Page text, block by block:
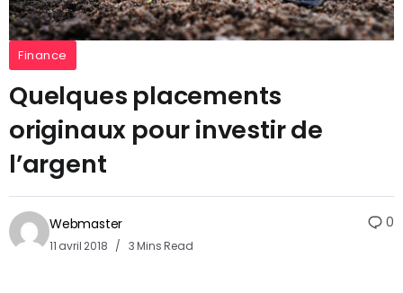
Finance
Quelques placements
originaux pour investir de
l’argent
Webmaster
11 avril 2018 3 Mins Read
0